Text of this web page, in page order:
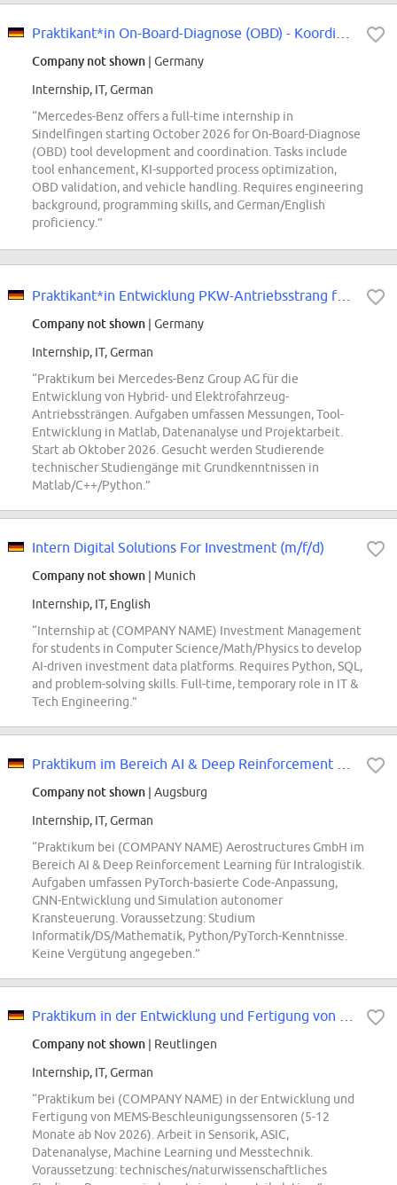
Company not shown | Germany
Internship, IT, German
“Mercedes-Benz offers a full-time internship in
Sindelfingen starting October 2026 for On-Board-Diagnose
(OBD) tool development and coordination. Tasks include
tool enhancement, KI-supported process optimization,
OBD validation, and vehicle handling. Requires engineering
background, programming skills, and German/English
proficiency.”
Praktikant*in Entwicklung PKW-Antriebsstrang für Hybrid- und Elektrofahrzeuge
Company not shown | Germany
Internship, IT, German
“Praktikum bei Mercedes-Benz Group AG für die
Entwicklung von Hybrid- und Elektrofahrzeug-
Antriebssträngen. Aufgaben umfassen Messungen, Tool-
Entwicklung in Matlab, Datenanalyse und Projektarbeit.
Start ab Oktober 2026. Gesucht werden Studierende
technischer Studiengänge mit Grundkenntnissen in
Matlab/C++/Python.”
Intern Digital Solutions For Investment (m/f/d)
Company not shown | Munich
Internship, IT, English
“Internship at (COMPANY NAME) Investment Management
for students in Computer Science/Math/Physics to develop
AI-driven investment data platforms. Requires Python, SQL,
and problem-solving skills. Full-time, temporary role in IT &
Tech Engineering.”
Company not shown | Augsburg
Internship, IT, German
“Praktikum bei (COMPANY NAME) Aerostructures GmbH im
Bereich AI & Deep Reinforcement Learning für Intralogistik.
Aufgaben umfassen PyTorch-basierte Code-Anpassung,
GNN-Entwicklung und Simulation autonomer
Kransteuerung. Voraussetzung: Studium
Informatik/DS/Mathematik, Python/PyTorch-Kenntnisse.
Keine Vergütung angegeben.”
Company not shown | Reutlingen
Internship, IT, German
“Praktikum bei (COMPANY NAME) in der Entwicklung und
Fertigung von MEMS-Beschleunigungssensoren (5-12
Monate ab Nov 2026). Arbeit in Sensorik, ASIC,
Datenanalyse, Machine Learning und Messtechnik.
Voraussetzung: technisches/naturwissenschaftliches